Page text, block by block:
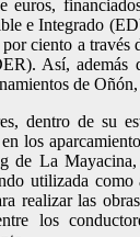
euros,
e Integrado
ciento a través
Así, además
de
dentro de su
los
de La Mayacina,
utilizada como
realizar las
los